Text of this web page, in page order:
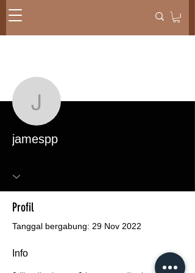
jamespp
jamespp
Profil
Tanggal bergabung: 29 Nov 2022
Info